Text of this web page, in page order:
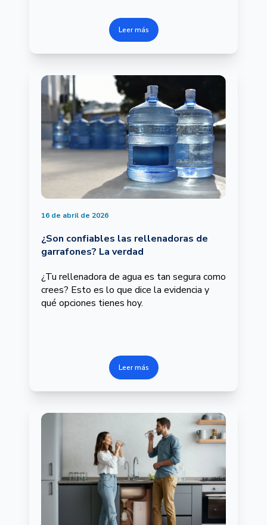
Leer más
16 de abril de 2026
¿Son confiables las rellenadoras de
garrafones? La verdad
¿Tu rellenadora de agua es tan segura como
crees? Esto es lo que dice la evidencia y
qué opciones tienes hoy.
Leer más